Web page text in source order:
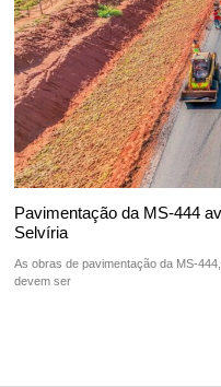
Pavimentação da MS-444
Selvíria
As obras de pavimentação da MS-
devem ser